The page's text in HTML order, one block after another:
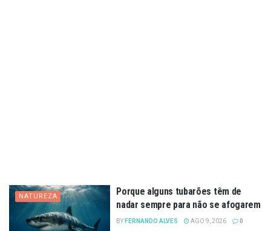
NATUREZA
Porque alguns tubarões têm de
nadar sempre para não se afogarem
BY FERNANDO ALVES AGO 9, 2026 0